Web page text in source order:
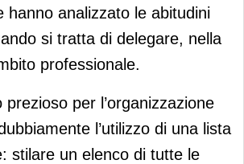
hanno analizzato le abitudini
si tratta di delegare, nella
professionale.
per l’organizzazione
l’utilizzo di una lista
stilare un elenco di tutte le